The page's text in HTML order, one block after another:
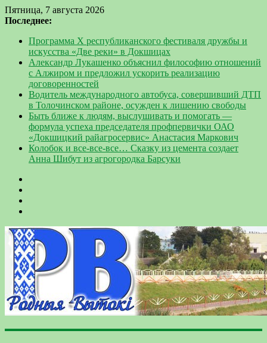
Пятница, 7 августа 2026
Последнее:
Программа Х республиканского фестиваля дружбы и
искусства «Две реки» в Докшицах
Александр Лукашенко объяснил философию отношений
с Алжиром и предложил ускорить реализацию
договоренностей
Водитель международного автобуса, совершивший ДТП
в Толочинском районе, осужден к лишению свободы
Быть ближе к людям, выслушивать и помогать —
формула успеха председателя профпервички ОАО
«Докшицкий райагросервис» Анастасия Маркович
Колобок и все-все-все… Сказку из цемента создает
Анна Шибут из агрогородка Барсуки